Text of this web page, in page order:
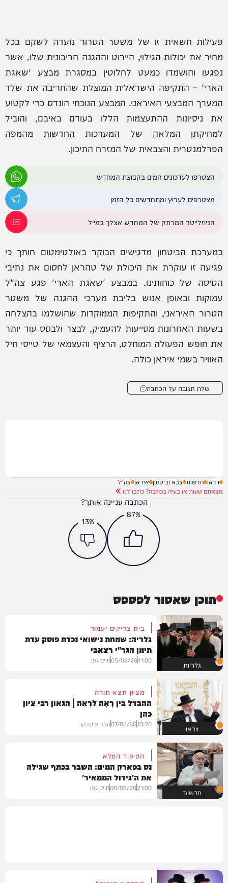
פעילות חשאית זו של משטר הטרור נועדה לשקם בכל
מחיר את יכולות הגילוי, היירוט וההגנה הריבונית שלו, אשר
נפגעו והושמדו כמעט לחלוטין במסגרת מבצע 'שאגת
הארי' – התקיפה הישראלית המוצלת שהחריבה את שלד
המערך המבצעי האיראני. המבצע הנוכחי הונדס כדי לקטוע
את ניסיונות ההתעצמות הללו בעודם באיבם, והוביל
למחיקתן המלאה של המערכות החדשות מהמפה
הפרלמנטרית והצבאית של המזרח התיכון.
הצטרפו לעדכונים חמים בקבוצת המחדש
מצטרפים לערוץ ומתחדשים כל הזמן
הניוזלייטר המרתק של המחדש אצלך במייל
במערכת הביטחון מדגישים הבוקר באולטימטום חותך כי
פגיעה זו עוקרת את היכולת של טהראן לחסום את נתיבי
הטיסה של כוחותינו. במבצע 'שאגת הארי' פגע צה"ל
עמוקות ובאופן אנוש בליבת מערכי ההגנה של משטר
הטרור האיראני, והתקיפות הממוקדות שהושלמו בהצלחה
בשעות האחרונות מסייעות להעמיק, לבצר ולבסס עוד יותר
את חופש הפעולה המוחלט, הרציף והעצמאי של טייסי חיל
האוויר בשמי איראן כולה.
שלח תגובה על הכתבה
וידאו חדשות צבא וביטחון איראן צה"ל
מצאתם טעות או בעיה בכתבה? כתבו לנו
הכתבה עניינה אותך?
87%
13%
תוכן שאסור לפספס
גלריות
בית צדיקים יעמוד
גלריה: שמחת נישואי נכדת פוסק עדת
תימן הגר"י רצאבי
11:00
05/08/26חיים גפן
וידאו
מציון תצא תורה
ההבדל בין רָאָה לרְאֵה | הגאון רבי ציון
כהן
10:20
07/08/26הרב ציון כהן
חדשות
הסיפור המלא
נס בפארק המים: השבר בכתף שגילה
את ה'גידול הממאיר'
21:00
06/08/26חיים גפן